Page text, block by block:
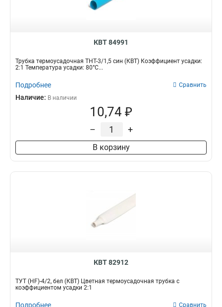
КВТ 84991
Трубка термоусадочная ТНТ-3/1,5 син (КВТ) Коэффициент усадки:
2:1 Температура усадки: 80°С...
Подробнее Сравнить
Наличие: В наличии
10,74 ₽
– +
В корзину
КВТ 82912
ТУТ (HF)-4/2, бел (КВТ) Цветная термоусадочная трубка с
коэффициентом усадки 2:1
Подробнее Сравнить